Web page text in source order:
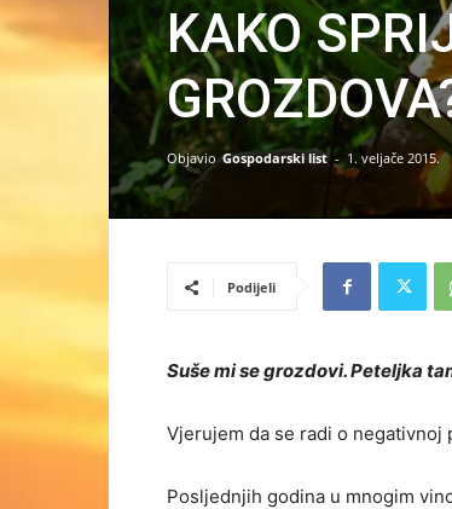
KAKO
Objavio Gospodarski list - 1. veljače 2015.
Podijeli
Suše mi se grozdovi. Peteljka
Vjerujem da se radi o
Posljednjih godina u mnogim